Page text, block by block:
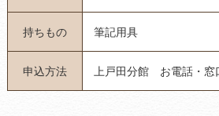
持ちもの 筆記用具
申込方法 上戸田分館 お電話・窓